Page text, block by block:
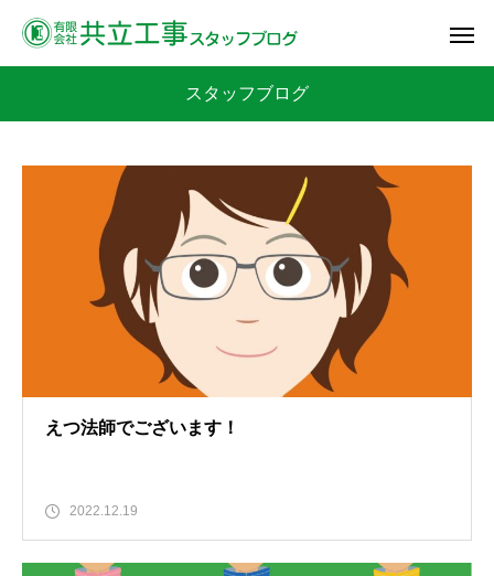
スタッフブログ
えつ法師でございます！
2022.12.19